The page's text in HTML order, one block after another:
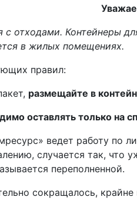
отходами. Контейнеры
в жилых помещениях.
правил:
размещайте в
оставлять только
ведет работу по
случается так, что
переполненной.
сокращалось,